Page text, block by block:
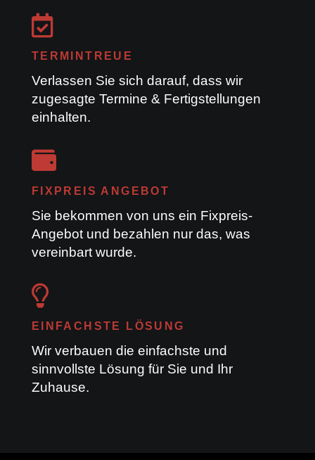

TERMINTREUE
Verlassen Sie sich darauf, dass wir
zugesagte Termine & Fertigstellungen
einhalten.

FIXPREIS ANGEBOT
Sie bekommen von uns ein Fixpreis-
Angebot und bezahlen nur das, was
vereinbart wurde.

EINFACHSTE LÖSUNG
Wir verbauen die einfachste und
sinnvollste Lösung für Sie und Ihr
Zuhause.